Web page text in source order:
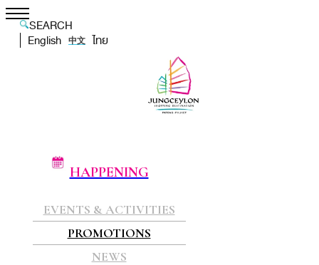
SEARCH
English
中文 ไทย
HAPPENING
EVENTS & ACTIVITIES
PROMOTIONS
NEWS